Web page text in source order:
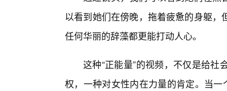
以看到她们在傍晚，拖着疲惫的身躯
任何华丽的辞藻都更能打动人心。
这种“正能量”的视频，不仅是给
权，一种对女性内在力量的肯定。当